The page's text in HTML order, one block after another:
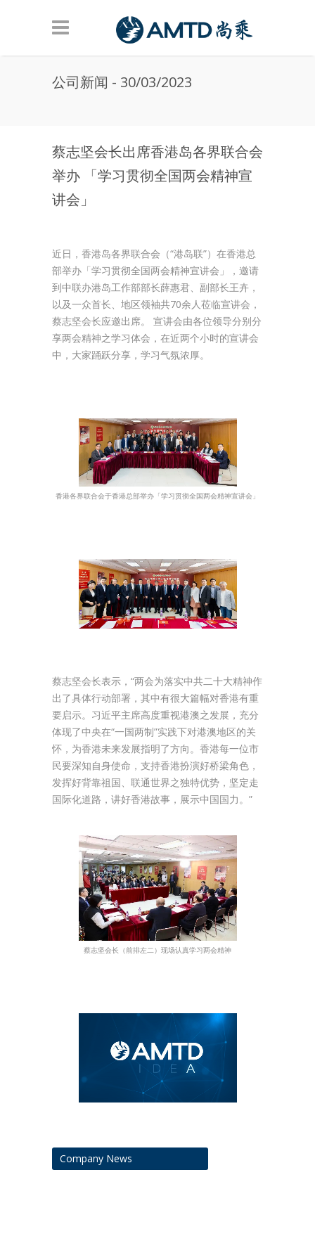
公司新闻 - 30/03/2023
蔡志坚会长出席香港岛各界联合会
举办 「学习贯彻全国两会精神宣
讲会」
近日，香港岛各界联合会（“港岛联”）在香港总
部举办「学习贯彻全国两会精神宣讲会」，邀请
到中联办港岛工作部部长薛惠君、副部长王卉，
以及一众首长、地区领袖共70余人莅临宣讲会，
蔡志坚会长应邀出席。 宣讲会由各位领导分别分
享两会精神之学习体会，在近两个小时的宣讲会
中，大家踊跃分享，学习气氛浓厚。
香港各界联合会于香港总部举办「学习贯彻全国两会精神宣讲会」
蔡志坚会长表示，“两会为落实中共二十大精神作
出了具体行动部署，其中有很大篇幅对香港有重
要启示。习近平主席高度重视港澳之发展，充分
体现了中央在“一国两制”实践下对港澳地区的关
怀，为香港未来发展指明了方向。香港每一位市
民要深知自身使命，支持香港扮演好桥梁角色，
发挥好背靠祖国、联通世界之独特优势，坚定走
国际化道路，讲好香港故事，展示中国国力。”
蔡志坚会长（前排左二）现场认真学习两会精神
Company News